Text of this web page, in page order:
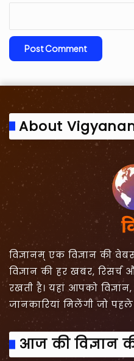
About
विज्ञानम् एक विज्ञान की
विज्ञान की हर खबर,
रखती है। यहां आपको
जानकारियां मिलेंगी जो
आज की विज्ञान